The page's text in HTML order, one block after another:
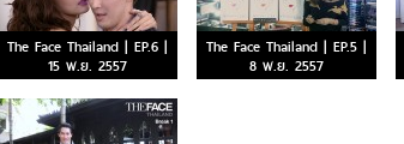
The Face Thailand | EP.6 |
15 พ.ย. 2557
The Face Thailand | EP.5 |
8 พ.ย. 2557